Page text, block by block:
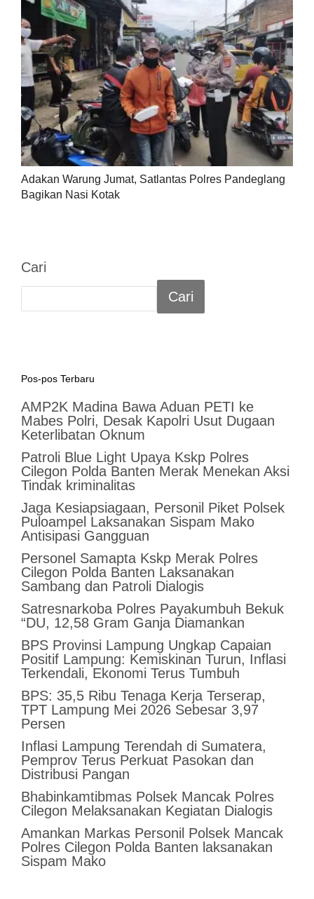
Adakan Warung Jumat, Satlantas Polres Pandeglang
Bagikan Nasi Kotak
Cari
Cari
Pos-pos Terbaru
AMP2K Madina Bawa Aduan PETI ke
Mabes Polri, Desak Kapolri Usut Dugaan
Keterlibatan Oknum
Patroli Blue Light Upaya Kskp Polres
Cilegon Polda Banten Merak Menekan Aksi
Tindak kriminalitas
Jaga Kesiapsiagaan, Personil Piket Polsek
Puloampel Laksanakan Sispam Mako
Antisipasi Gangguan
Personel Samapta Kskp Merak Polres
Cilegon Polda Banten Laksanakan
Sambang dan Patroli Dialogis
Satresnarkoba Polres Payakumbuh Bekuk
“DU, 12,58 Gram Ganja Diamankan
BPS Provinsi Lampung Ungkap Capaian
Positif Lampung: Kemiskinan Turun, Inflasi
Terkendali, Ekonomi Terus Tumbuh
BPS: 35,5 Ribu Tenaga Kerja Terserap,
TPT Lampung Mei 2026 Sebesar 3,97
Persen
Inflasi Lampung Terendah di Sumatera,
Pemprov Terus Perkuat Pasokan dan
Distribusi Pangan
Bhabinkamtibmas Polsek Mancak Polres
Cilegon Melaksanakan Kegiatan Dialogis
Amankan Markas Personil Polsek Mancak
Polres Cilegon Polda Banten laksanakan
Sispam Mako